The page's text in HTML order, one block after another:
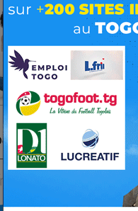
qualifie la RDC en